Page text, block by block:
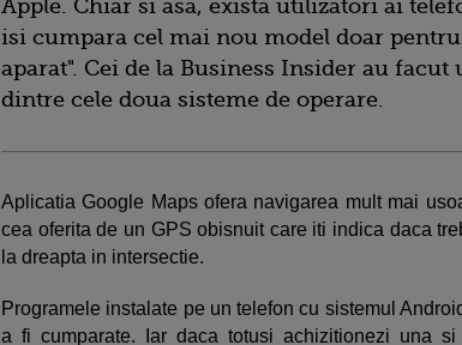
Apple. Chiar si asa, exista utilizatori ai
isi cumpara cel mai nou model doar
aparat". Cei de la Business Insider au
dintre cele doua sisteme de operare.
Aplicatia Google Maps ofera navigarea mult mai
cea oferita de un GPS obisnuit care iti indica daca
la dreapta in intersectie.
Programele instalate pe un telefon cu sistemul
a fi cumparate. Iar daca totusi achizitionezi una